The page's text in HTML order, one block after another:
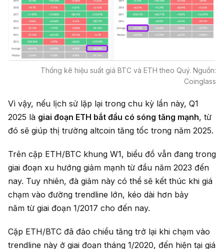
Thống kê hiệu suất giá BTC và ETH theo Quý. Nguồn:
Coinglass
Vì vậy, nếu lịch sử lặp lại trong chu kỳ lần này, Q1
2025 là giai đoạn ETH bắt đầu có sóng tăng mạnh, từ
đó sẽ giúp thị trường altcoin tăng tốc trong năm 2025.
Trên cặp ETH/BTC khung W1, biểu đồ vẫn đang trong
giai đoạn xu hướng giảm mạnh từ đầu năm 2023 đến
nay. Tuy nhiên, đà giảm này có thể sẽ kết thúc khi giá
chạm vào đường trendline lớn, kéo dài hơn bảy
năm từ giai đoạn 1/2017 cho đến nay.
Cặp ETH/BTC đã đảo chiều tăng trở lại khi chạm vào
trendline này ở giai đoạn tháng 1/2020, đến hiện tại giá